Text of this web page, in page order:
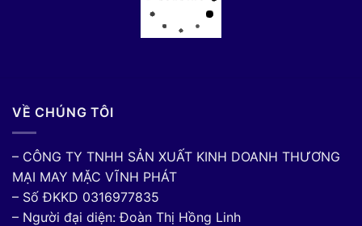
VỀ CHÚNG TÔI
– CÔNG TY TNHH SẢN XUẤT KINH DOANH THƯƠNG
MẠI MAY MẶC VĨNH PHÁT
– Số ĐKKD 0316977835
– Người đại diện: Đoàn Thị Hồng Linh